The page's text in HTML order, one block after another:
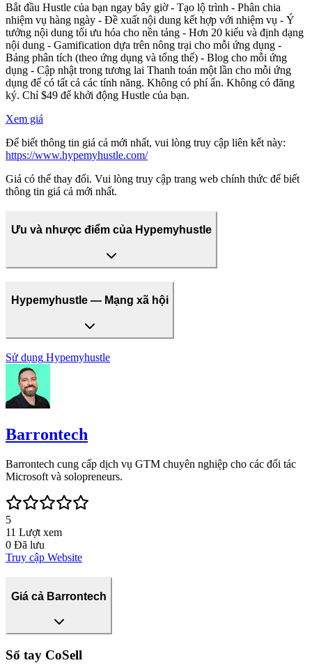
Bắt đầu Hustle của bạn ngay bây giờ - Tạo lộ trình - Phân chia
nhiệm vụ hàng ngày - Đề xuất nội dung kết hợp với nhiệm vụ - Ý
tưởng nội dung tối ưu hóa cho nền tảng - Hơn 20 kiểu và định dạng
nội dung - Gamification dựa trên nông trại cho mỗi ứng dụng -
Bảng phân tích (theo ứng dụng và tổng thể) - Blog cho mỗi ứng
dụng - Cập nhật trong tương lai Thanh toán một lần cho mỗi ứng
dụng để có tất cả các tính năng. Không có phí ẩn. Không có đăng
ký. Chỉ $49 để khởi động Hustle của bạn.
Xem giá
Để biết thông tin giá cả mới nhất, vui lòng truy cập liên kết này:
https://www.hypemyhustle.com/
Giá có thể thay đổi. Vui lòng truy cập trang web chính thức để biết
thông tin giá cả mới nhất.
Ưu và nhược điểm của Hypemyhustle
Hypemyhustle — Mạng xã hội
Sử dụng Hypemyhustle
Barrontech
Barrontech cung cấp dịch vụ GTM chuyên nghiệp cho các đối tác
Microsoft và solopreneurs.
5
11 Lượt xem
0 Đã lưu
Truy cập Website
Giá cả Barrontech
Sổ tay CoSell